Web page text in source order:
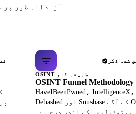
آزادانہ طور پر
شدہ ذکر
OSINT طریقہ کار
OSINT Funnel Methodology
HaveIBeenPwned، IntelligenceX،
Dehashed اور Snusbase کے آگے OSINT
میتھڈولوجی کے اندر درج ہے۔